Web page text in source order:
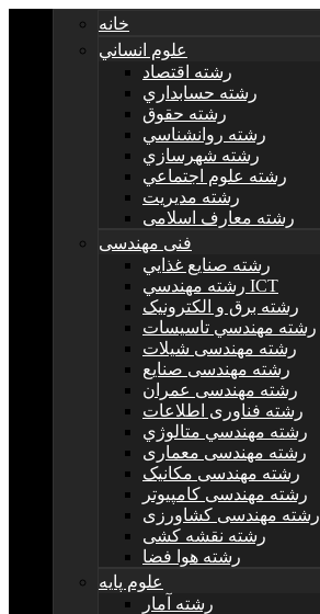
خانه
علوم انساني
رشته اقتصاد
رشته حسابداري
رشته حقوق
رشته روانشناسي
رشته شهرسازي
رشته علوم اجتماعي
رشته مديريت
رشته معارف اسلامی
فنی مهندسی
رشته صنايع غذايي
رشته مهندسي ICT
رشته برق و الکترونيک
رشته مهندسي تاسيسات
رشته مهندسی شیلات
رشته مهندسی صنایع
رشته مهندسی عمران
رشته فناوری اطلاعات
رشته مهندسي متالوژي
رشته مهندسی معماری
رشته مهندسی مکانیک
رشته مهندسی کامپیوتر
رشته مهندسی کشاورزی
رشته نقشه کشی
رشته هوا فضا
علوم پایه
رشته آمار